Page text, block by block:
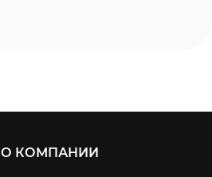
О КОМПАНИИ